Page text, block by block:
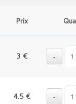
Prix
3 € -
4.5 € -